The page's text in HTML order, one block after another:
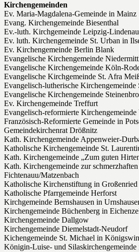
Kirchengemeinden
Ev. Maria-Magdalena-Gemeinde in Mainz
Evang. Kirchengemeinde Biesenthal
Ev.-luth. Kirchgemeinde Leipzig-
Ev. luth. Kirchengemeinde St. Urban in
Ev. Kirchengemeinde Berlin Blank
Evangelische Kirchengemeinde
Evangelische Kirchengemeinde Köln-
Evangelische Kirchgemeinde St. Afra
Evangelisch-lutherische Kirchengemeinde
Evangelische Kirchengemeinde
Ev. Kirchengemeinde Treffurt
Evangelisch-reformierte Kirchengemeinde
Französisch-Reformierte Gemeinde in
Gemeindekirchenrat Drößnitz
Kath. Kirchengemeinde Appenweier-
Katholische Kirchengemeinde St.
Kath. Kirchengemeinde „Zum guten
Kath. Kirchengemeinde zur
Fichtenauu/Matzenbach
Katholische Kirchenstiftung in Großenried
Katholische Pfarrgemeinde Herforst
Kirchgemeinde Bernshausen in
Kirchengemeinde Büchenberg in
Kirchengemeinde Dallgow
Kirchengemeinde Diemelstadt-Neudorf
Kichengemeinde St. Michael in
Königin-Luise- und